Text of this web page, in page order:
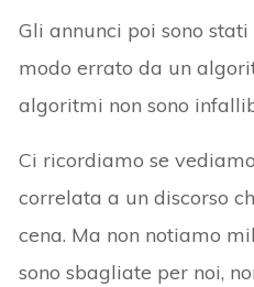
Gli annunci poi sono
modo errato da un
algoritmi non sono
Ci ricordiamo se
correlata a un discorso
cena. Ma non notiamo
sono sbagliate per noi,